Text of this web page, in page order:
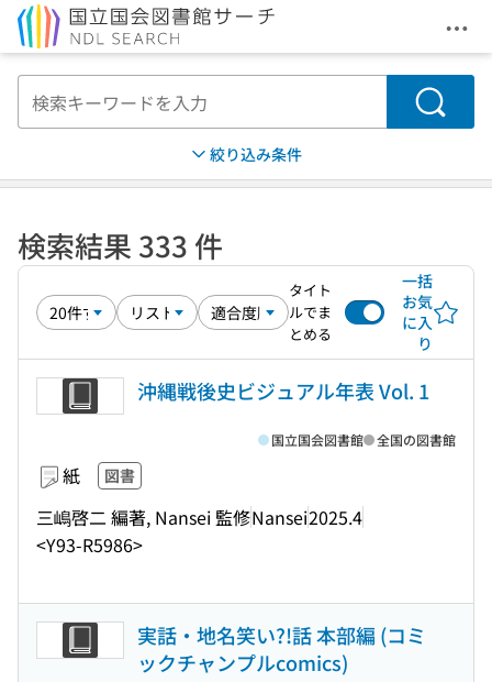
メ
検索
絞り込み条件
検索結果 333 件
タイト
ルでま
とめる
一括
お気
に入
り
沖縄戦後史ビジュアル年表 Vol. 1
紙 図書
三嶋啓二 編著, Nansei 監修Nansei2025.4
<Y93-R5986>
国立国会図書館 全国の図書館
実話・地名笑い?!話 本部編 (コミ
ックチャンプルcomics)